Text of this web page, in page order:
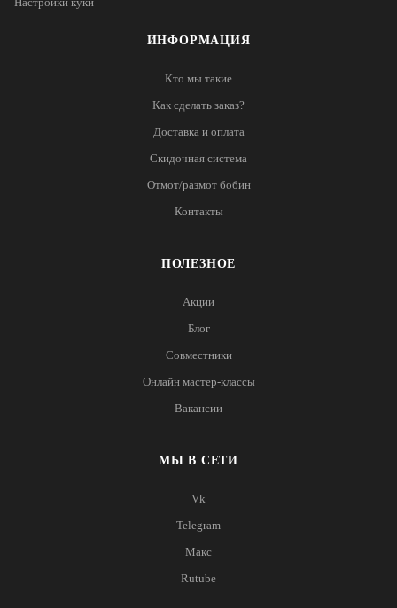
ИНФОРМАЦИЯ
Кто мы такие
Как сделать заказ?
Доставка и оплата
Скидочная система
Отмот/размот бобин
Контакты
ПОЛЕЗНОЕ
Акции
Блог
Совместники
Онлайн мастер-классы
Вакансии
МЫ В СЕТИ
Vk
Telegram
Макс
Rutube